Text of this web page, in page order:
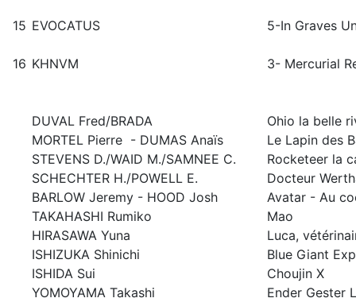
15 EVOCATUS 5-In Graves
16 KHNVM 3- Mercurial
DUVAL Fred/BRADA
Ohio la belle
MORTEL Pierre - DUMAS Anaïs
Le Lapin des
STEVENS D./WAID M./SAMNEE C.
Rocketeer la
SCHECHTER H./POWELL E.
Docteur
BARLOW Jeremy - HOOD Josh
Avatar - Au
TAKAHASHI Rumiko
Mao
HIRASAWA Yuna
Luca,
ISHIZUKA Shinichi
Blue Giant
ISHIDA Sui
Choujin X
YOMOYAMA Takashi
Ender Gester